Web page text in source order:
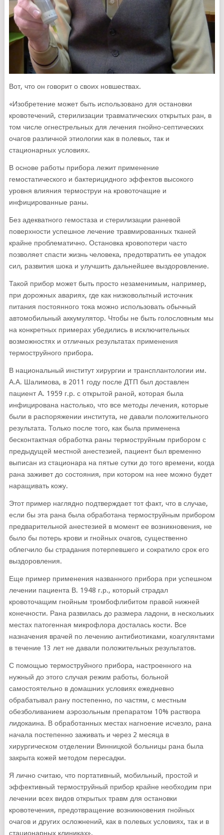
Вот, что он говорит о своих новшествах.
«Изобретение может быть использовано для остановки
кровотечений, стерилизации травматических открытых ран, в
том числе огнестрельных для лечения гнойно-септических
очагов различной этиологии как в полевых, так и
стационарных условиях.
В основе работы прибора лежит применение
гемостатического и бактерицидного эффектов высокого
уровня влияния термоструи на кровоточащие и
инфицированные раны.
Без адекватного гемостаза и стерилизации раневой
поверхности успешное лечение травмированных тканей
крайне проблематично. Остановка кровопотери часто
позволяет спасти жизнь человека, предотвратить ее упадок
сил, развития шока и улучшить дальнейшее выздоровление.
Такой прибор может быть просто незаменимым, например,
при дорожных авариях, где как низковольтный источник
питания постоянного тока можно использовать обычный
автомобильный аккумулятор. Чтобы не быть голословным мы
на конкретных примерах убедились в исключительных
возможностях и отличных результатах применения
термоструйного прибора.
В национальный институт хирургии и трансплантологии им.
А.А. Шалимова, в 2011 году после ДТП был доставлен
пациент А. 1959 г.р. с открытой раной, которая была
инфицирована настолько, что все методы лечения, которые
были в распоряжении института, не давали положительного
результата. Только после того, как была применена
бесконтактная обработка раны термоструйным прибором с
предыдущей местной анестезией, пациент был временно
выписан из стационара на пятые сутки до того времени, когда
рана заживет до состояния, при котором на нее можно будет
наращивать кожу.
Этот пример наглядно подтверждает тот факт, что в случае,
если бы эта рана была обработана термоструйным прибором
предварительной анестезией в момент ее возникновения, не
было бы потерь крови и гнойных очагов, существенно
облегчило бы страдания потерпевшего и сократило срок его
выздоровления.
Еще пример применения названного прибора при успешном
лечении пациента В. 1948 г.р., который страдал
кровоточащим гнойным тромбофлибитом правой нижней
конечности. Рана развилась до размера ладони, в нескольких
местах патогенная микрофлора досталась кости. Все
назначения врачей по лечению антибиотиками, коагулянтами
в течение 13 лет не давали положительных результатов.
С помощью термоструйного прибора, настроенного на
нужный до этого случая режим работы, больной
самостоятельно в домашних условиях ежедневно
обрабатывал рану постепенно, по частям, с местным
обезболиванием аэрозольным препаратом 10% раствора
лидокаина. В обработанных местах нагноение исчезло, рана
начала постепенно заживать и через 2 месяца в
хирургическом отделении Винницкой больницы рана была
закрыта кожей методом пересадки.
Я лично считаю, что портативный, мобильный, простой и
эффективный термоструйный прибор крайне необходим при
лечении всех видов открытых травм для остановки
кровотечения, предотвращение возникновения гнойных
очагов и других осложнений, как в полевых условиях, так и в
стационарных клиниках».